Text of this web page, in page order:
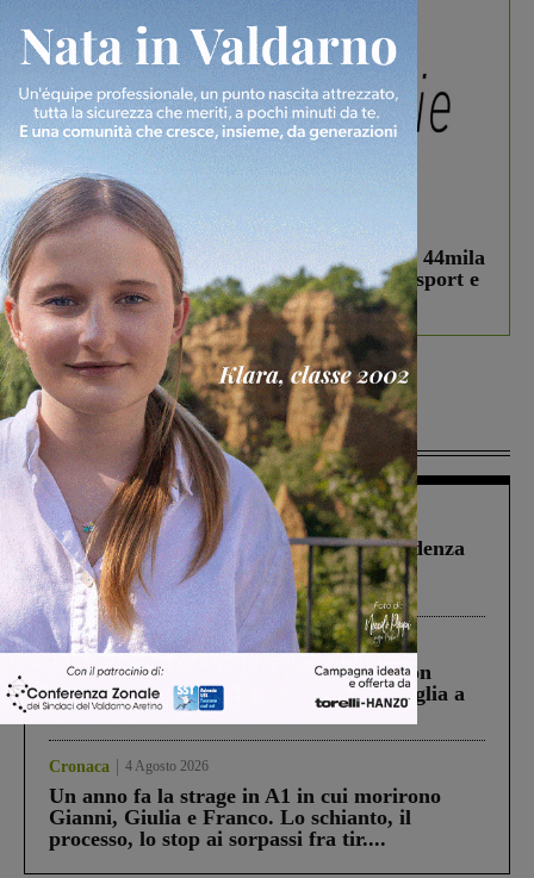
In vetrina 3 Agosto 2026
Estra Notizie agosto: Smart Cities, oltre 44mila
studenti coinvolti, torna il bando per lo sport e
debutta il podcast Estrair
Più lette
Figline Incisa Valdarno 1 Agosto 2026
Piscina di Figline finanziata oltre la scadenza
Pnrr, il gruppo di Fratelli d’Italia: “Un
ringraziamento al Governo”
Cronaca 3 Agosto 2026
Scomparso da una struttura di Castiglion
Fiorentino l’uomo che aveva ucciso la figlia a
Levane nel 2020
Cronaca 4 Agosto 2026
Un anno fa la strage in A1 in cui morirono
Gianni, Giulia e Franco. Lo schianto, il
processo, lo stop ai sorpassi fra tir....